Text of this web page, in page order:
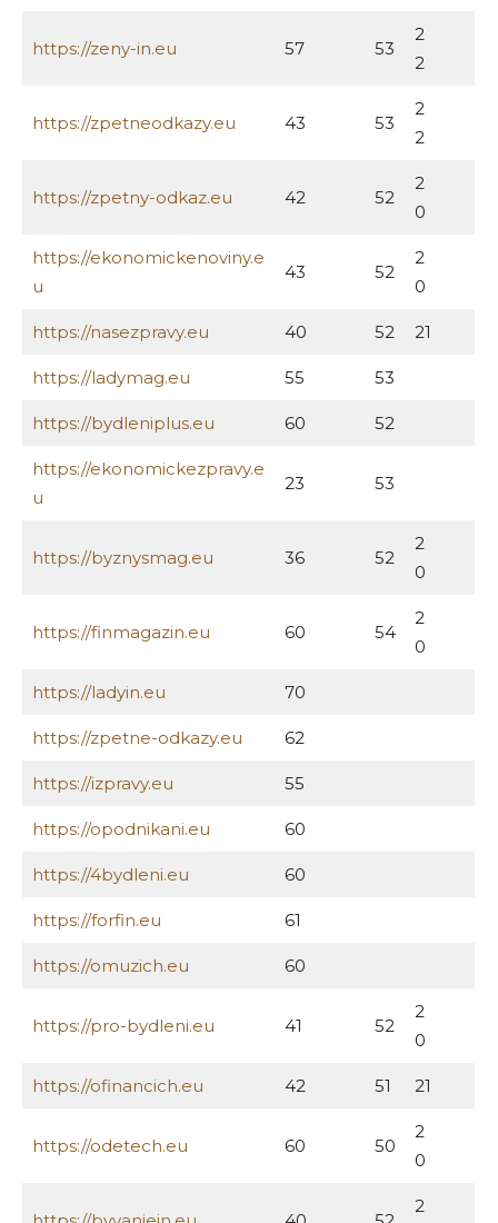
https://zeny-in.eu 57 53
2
2
https://zpetneodkazy.eu 43 53
2
2
https://zpetny-odkaz.eu 42 52
2
0
https://ekonomickenoviny.e
u
43 52
2
0
https://nasezpravy.eu 40 52 21
https://ladymag.eu 55 53
https://bydleniplus.eu 60 52
https://ekonomickezpravy.e
u
23 53
https://byznysmag.eu 36 52
2
0
https://finmagazin.eu 60 54
2
0
https://ladyin.eu 70
https://zpetne-odkazy.eu 62
https://izpravy.eu 55
https://opodnikani.eu 60
https://4bydleni.eu 60
https://forfin.eu 61
https://omuzich.eu 60
https://pro-bydleni.eu 41 52
2
0
https://ofinancich.eu 42 51 21
https://odetech.eu 60 50
2
0
2